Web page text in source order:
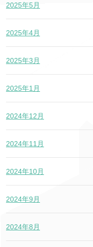
2025年5月
2025年4月
2025年3月
2025年1月
2024年12月
2024年11月
2024年10月
2024年9月
2024年8月